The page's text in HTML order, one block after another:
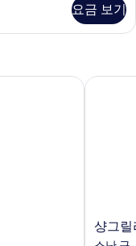
요금 보기
샹
그
샹그릴
샹그릴